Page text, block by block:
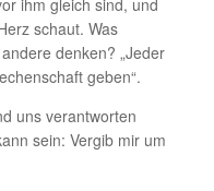
ihm gleich sind, und
schaut. Was
denken? „Jeder
geben“.
uns verantworten
sein: Vergib mir um